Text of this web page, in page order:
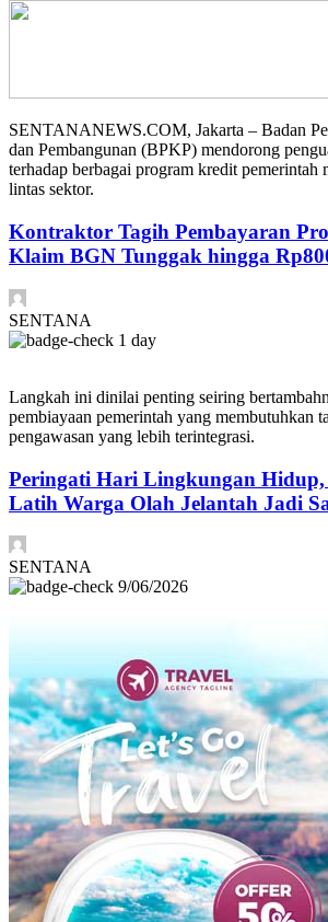
SENTANANEWS.COM, Jakarta – Badan
dan Pembangunan (BPKP) mendorong
terhadap berbagai program kredit pemerintah
lintas sektor.
Kontraktor Tagih Pembayaran
Klaim BGN Tunggak hingga
SENTANA
1 day
Langkah ini dinilai penting seiring
pembiayaan pemerintah yang membutuhkan
pengawasan yang lebih terintegrasi.
Peringati Hari Lingkungan Hidup,
Latih Warga Olah Jelantah Jadi
SENTANA
9/06/2026